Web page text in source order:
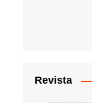
Revista